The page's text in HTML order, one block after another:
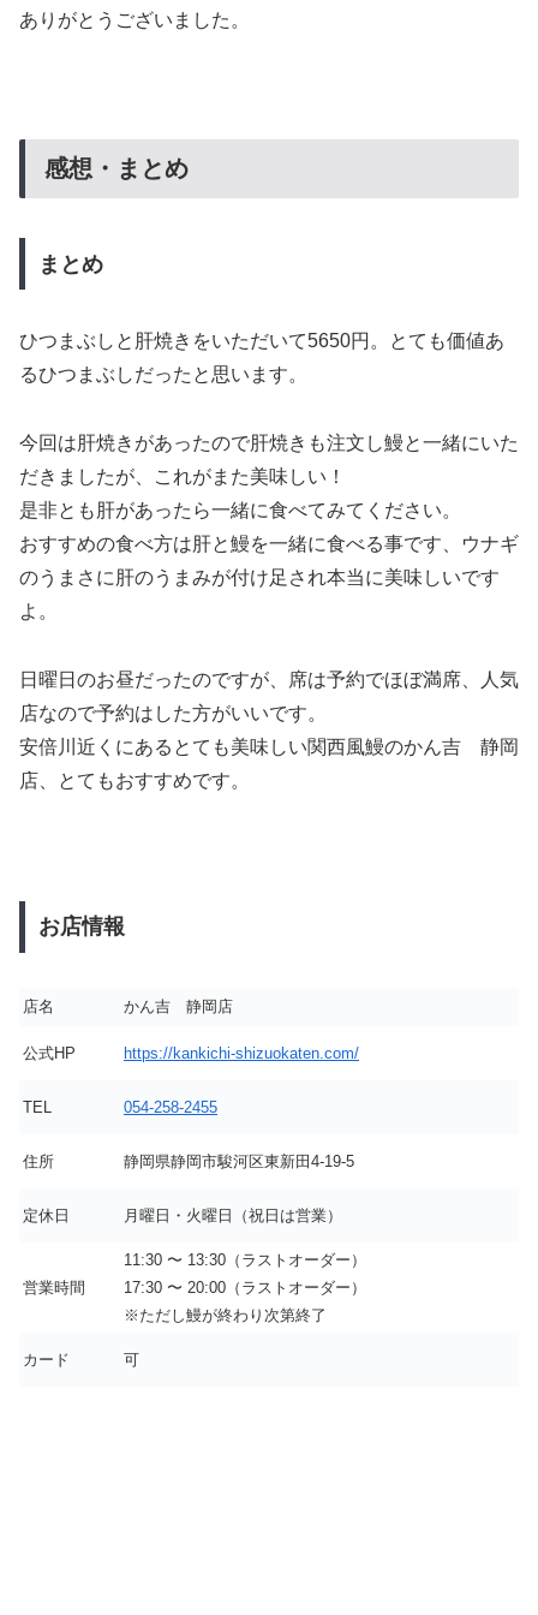
ありがとうございました。
感想・まとめ
まとめ
ひつまぶしと肝焼きをいただいて5650円。とても価値あ
るひつまぶしだったと思います。
今回は肝焼きがあったので肝焼きも注文し鰻と一緒にいた
だきましたが、これがまた美味しい！
是非とも肝があったら一緒に食べてみてください。
おすすめの食べ方は肝と鰻を一緒に食べる事です、ウナギ
のうまさに肝のうまみが付け足され本当に美味しいです
よ。
日曜日のお昼だったのですが、席は予約でほぼ満席、人気
店なので予約はした方がいいです。
安倍川近くにあるとても美味しい関西風鰻のかん吉 静岡
店、とてもおすすめです。
お店情報
店名 かん吉 静岡店
公式HP https://kankichi-shizuokaten.com/
TEL 054-258-2455
住所 静岡県静岡市駿河区東新田4-19-5
定休日 月曜日・火曜日（祝日は営業）
営業時間
11:30 〜 13:30（ラストオーダー）
17:30 〜 20:00（ラストオーダー）
※ただし鰻が終わり次第終了
カード 可